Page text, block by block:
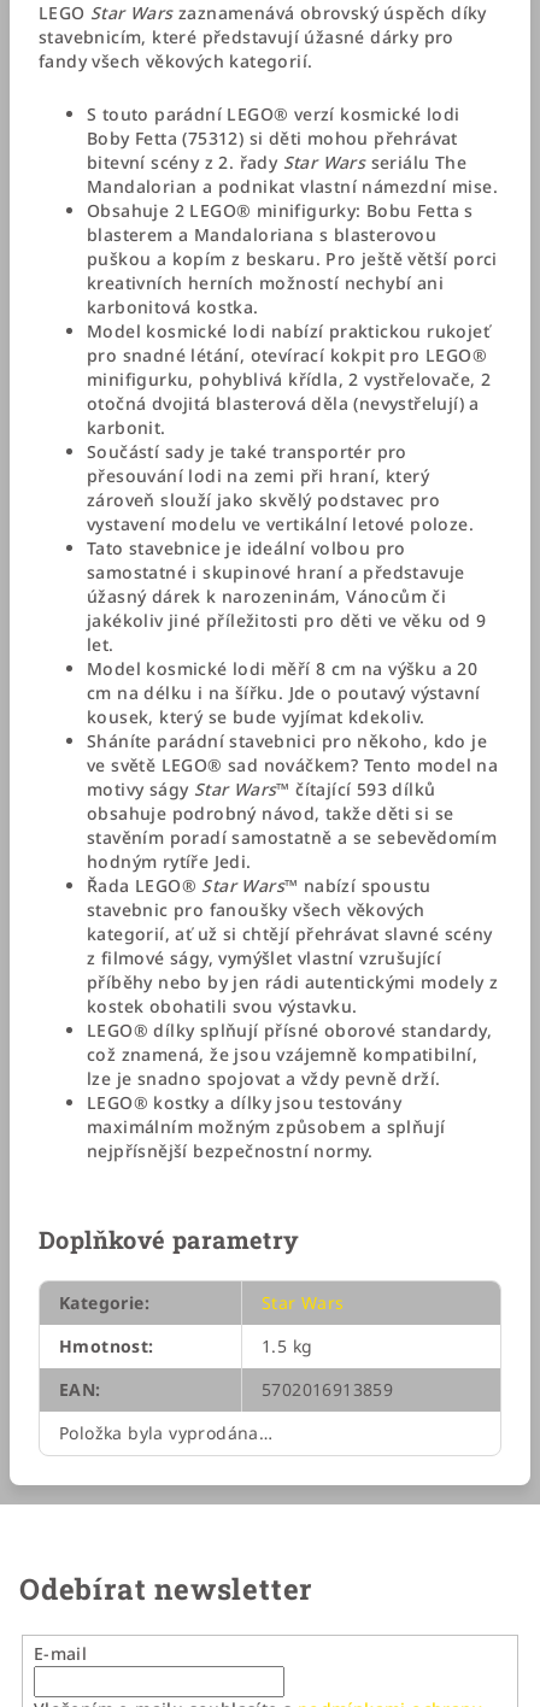
LEGO Star Wars zaznamenává obrovský úspěch díky
stavebnicím, které představují úžasné dárky pro
fandy všech věkových kategorií.
S touto parádní LEGO® verzí kosmické lodi
Boby Fetta (75312) si děti mohou přehrávat
bitevní scény z 2. řady Star Wars seriálu The
Mandalorian a podnikat vlastní námezdní mise.
Obsahuje 2 LEGO® minifigurky: Bobu Fetta s
blasterem a Mandaloriana s blasterovou
puškou a kopím z beskaru. Pro ještě větší porci
kreativních herních možností nechybí ani
karbonitová kostka.
Model kosmické lodi nabízí praktickou rukojeť
pro snadné létání, otevírací kokpit pro LEGO®
minifigurku, pohyblivá křídla, 2 vystřelovače, 2
otočná dvojitá blasterová děla (nevystřelují) a
karbonit.
Součástí sady je také transportér pro
přesouvání lodi na zemi při hraní, který
zároveň slouží jako skvělý podstavec pro
vystavení modelu ve vertikální letové poloze.
Tato stavebnice je ideální volbou pro
samostatné i skupinové hraní a představuje
úžasný dárek k narozeninám, Vánocům či
jakékoliv jiné příležitosti pro děti ve věku od 9
let.
Model kosmické lodi měří 8 cm na výšku a 20
cm na délku i na šířku. Jde o poutavý výstavní
kousek, který se bude vyjímat kdekoliv.
Sháníte parádní stavebnici pro někoho, kdo je
ve světě LEGO® sad nováčkem? Tento model na
motivy ságy Star Wars™ čítající 593 dílků
obsahuje podrobný návod, takže děti si se
stavěním poradí samostatně a se sebevědomím
hodným rytíře Jedi.
Řada LEGO® Star Wars™ nabízí spoustu
stavebnic pro fanoušky všech věkových
kategorií, ať už si chtějí přehrávat slavné scény
z filmové ságy, vymýšlet vlastní vzrušující
příběhy nebo by jen rádi autentickými modely z
kostek obohatili svou výstavku.
LEGO® dílky splňují přísné oborové standardy,
což znamená, že jsou vzájemně kompatibilní,
lze je snadno spojovat a vždy pevně drží.
LEGO® kostky a dílky jsou testovány
maximálním možným způsobem a splňují
nejpřísnější bezpečnostní normy.
Doplňkové parametry
Kategorie:
Star Wars
Hmotnost:
1.5 kg
EAN:
5702016913859
Položka byla vyprodána…
Odebírat newsletter
E-mail